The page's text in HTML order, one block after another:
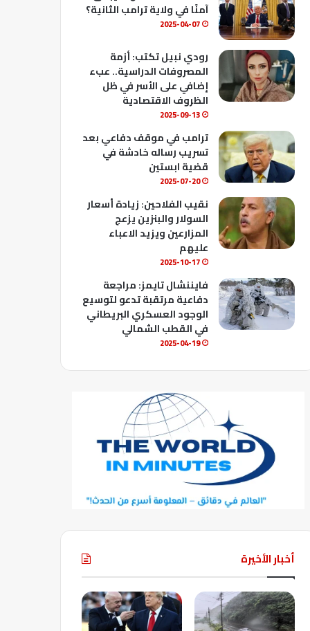
b
e
آمنًا في ولاية ترامب الثانية؟
2025-04-07
رودي نبيل تكتب: أزمة
المصروفات الدراسية.. عبء
إضافي على الأسر في ظل
الظروف الاقتصادية
2025-09-13
ترامب في موقف دفاعي بعد
تسريب رساله خادشة في
قضية ابستين
2025-07-20
نقيب الفلاحين: زيادة أسعار
السولار والبنزين يزعج
المزارعين ويزيد الاعباء
عليهم
2025-10-17
فايننشال تايمز: مراجعة
دفاعية مرتقبة تدعو لتوسيع
الوجود العسكري البريطاني
في القطب الشمالي
2025-04-19
أخبار الأخيرة